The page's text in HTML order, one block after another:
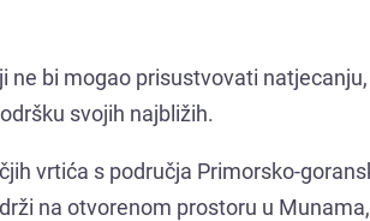
bi mogao prisustvovati
svojih najbližih.
vrtića s područja Primorsko-
na otvorenom prostoru u